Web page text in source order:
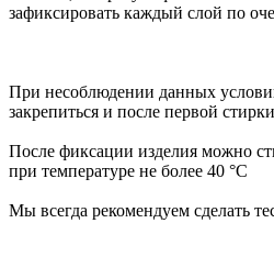
зафиксировать каждый слой по
При несоблюдении данных
закрепиться и после первой
После фиксации изделия можно
при температуре не более 40 °С
Мы всегда рекомендуем сделать